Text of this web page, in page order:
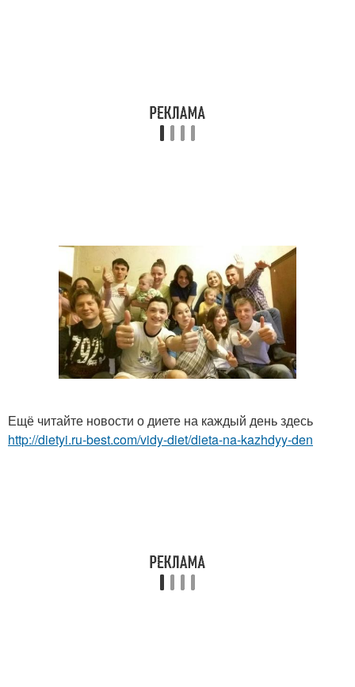
Ещё читайте новости о диете на каждый день здесь
http://dietyi.ru-best.com/vidy-diet/dieta-na-kazhdyy-den